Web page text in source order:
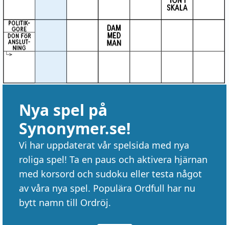
Nya spel på
Synonymer.se!
Vi har uppdaterat vår spelsida med nya
roliga spel! Ta en paus och aktivera hjärnan
med korsord och sudoku eller testa något
av våra nya spel. Populära Ordfull har nu
bytt namn till Ordröj.